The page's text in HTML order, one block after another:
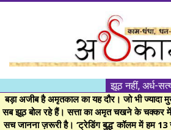
।।
अर्थकाम।।
झूठ नहीं, अर्ध-
बड़ा अजीब है अमृतकाल का यह दौर। जो भी
सब झूठ बोल रहे हैं। सत्ता का अमृत चखने के चक्कर में
सच जानना ज़रूरी है। ‘ट्रेडिंग बुद्ध’ कॉलम में हम